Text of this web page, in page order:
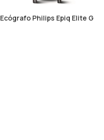
Ecógrafo Philips Epiq Elite G